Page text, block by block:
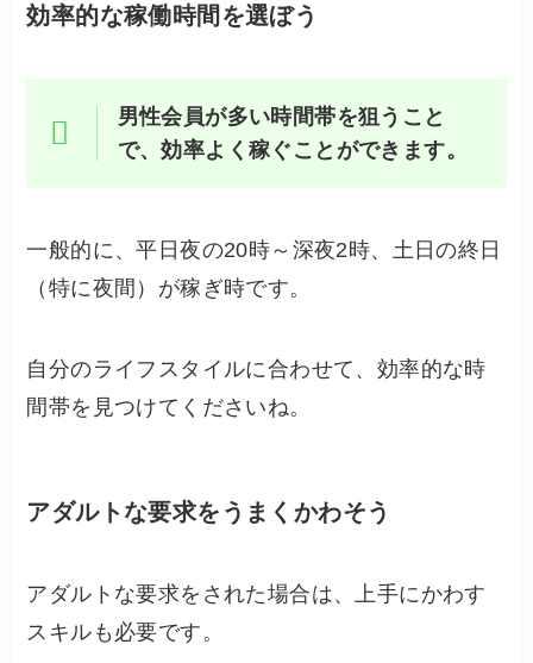
効率的な稼働時間を選ぼう
男性会員が多い時間帯を狙うこと
で、効率よく稼ぐことができます。
一般的に、平日夜の20時～深夜2時、土日の終日
（特に夜間）が稼ぎ時です。
自分のライフスタイルに合わせて、効率的な時
間帯を見つけてくださいね。
アダルトな要求をうまくかわそう
アダルトな要求をされた場合は、上手にかわす
スキルも必要です。